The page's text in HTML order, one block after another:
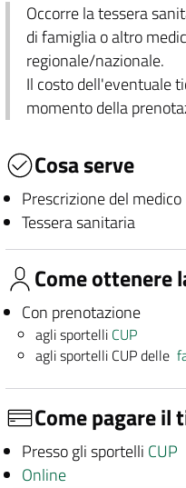
Occorre la tessera
di famiglia o altro
regionale/nazionale.
Il costo dell'eventuale
momento della
Cosa serve
Prescrizione del medico
Tessera sanitaria
Come ottenere
Con prenotazione
agli sportelli CUP
agli sportelli CUP delle
Come pagare il
Presso gli sportelli CUP
Online